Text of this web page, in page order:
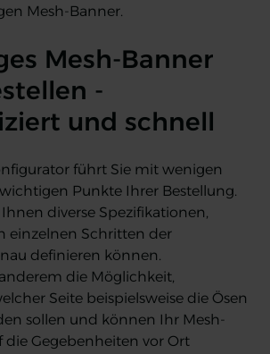
Mesh-Banner.
Mesh-Banner
-
und schnell
führt Sie mit wenigen
Punkte Ihrer Bestellung.
diverse Spezifikationen,
einzelnen Schritten der
definieren können.
die Möglichkeit,
Seite beispielsweise die Ösen
sollen und können Ihr Mesh-
die Gegebenheiten vor Ort